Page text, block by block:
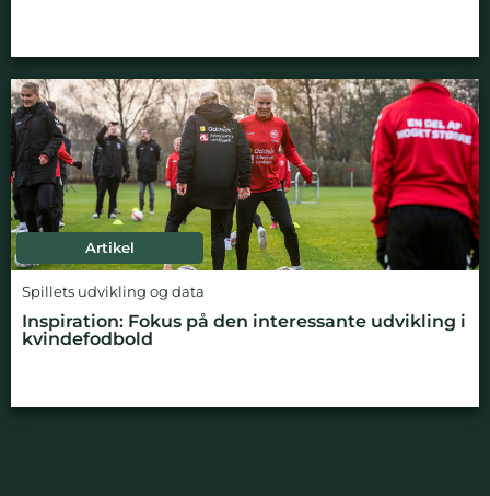
Artikel
Spillets udvikling og data
Inspiration: Fokus på den interessante udvikling i
kvindefodbold